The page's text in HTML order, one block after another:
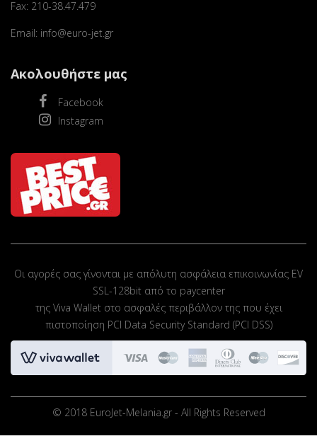
Fax: 210-38.47.479
Email: info@euro-jet.gr
Ακολουθήστε μας
Facebook
Instagram
Οι αγορές σας γίνονται με απόλυτη ασφάλεια επικοινωνίας EV
SSL-128bit από το paycenter
της Viva Wallet στο ασφαλές περιβάλλον της που έχει
πιστοποίηση PCI Data Security Standard (PCI DSS)
© 2018 EuroJet-Melania.gr - All Rights Reserved